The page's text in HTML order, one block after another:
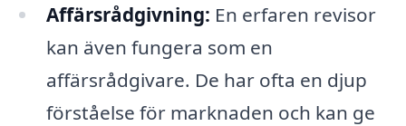
Affärsrådgivning: En erfaren revisor
kan även fungera som en
affärsrådgivare. De har ofta en djup
förståelse för marknaden och kan ge